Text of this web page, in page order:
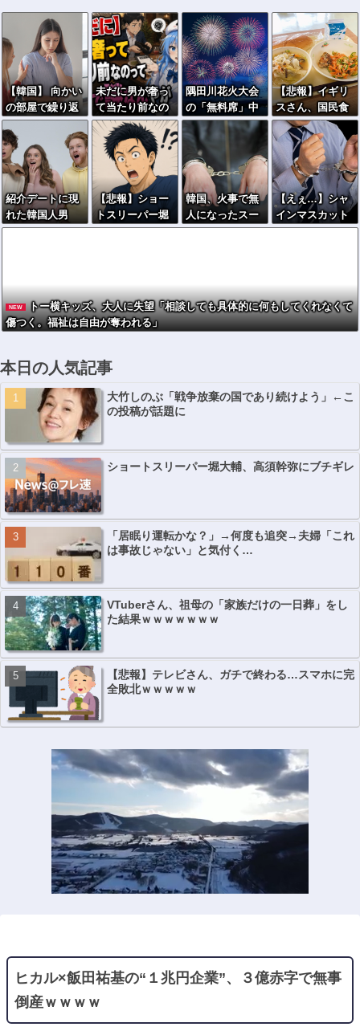
【韓国】 向かい
の部屋で繰り返
しわいせつ行
為…40代女性
「自宅に戻れな
い」
未だに男が奢っ
て当たり前なの
ってマジで謎な
んやが
隅田川花火大会
の「無料席」中
国SNSで普通に
転売されてい
た・・・
【悲報】イギリ
スさん、国民食
を子どもに食わ
せるのを諦める
ｗｗｗｗｗｗｗ
紹介デートに現
れた韓国人男
性、まさかの
【悲報】ショー
トスリーパー堀
大輔さん、多数
がネットで話題
に → ………
韓国、火事で無
人になったスー
パーに女が侵入
ヤバい
【えぇ…】シャ
インマスカット
約200房を盗ん
NEW
トー横キッズ、大人に失望「相談しても具体的に何もしてくれなくて
傷つく。福祉は自由が奪われる」
本日の人気記事
大竹しのぶ「戦争放棄の国であり続けよう」←こ
の投稿が話題に
ショートスリーパー堀大輔、高須幹弥にブチギレ
「居眠り運転かな？」→何度も追突→夫婦「これ
は事故じゃない」と気付く…
VTuberさん、祖母の「家族だけの一日葬」をし
た結果ｗｗｗｗｗｗｗ
【悲報】テレビさん、ガチで終わる…スマホに完
全敗北ｗｗｗｗｗ
ヒカル×飯田祐基の“１兆円企業”、３億赤字で無事
倒産ｗｗｗｗ